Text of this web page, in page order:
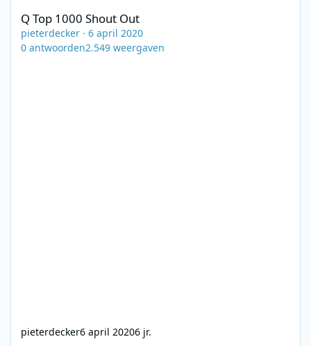
Q Top 1000 Shout Out
pieterdecker · 6 april 2020
0 antwoorden2.549 weergaven
pieterdecker6 april 20206 jr.